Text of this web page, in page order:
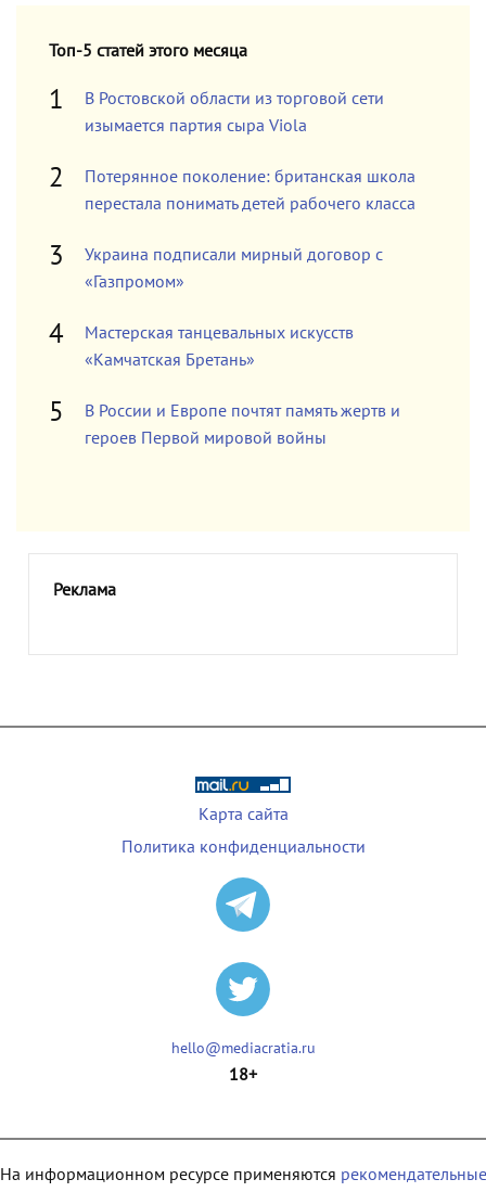
Топ-5 статей этого месяца
В Ростовской области из торговой сети
изымается партия сыра Viola
Потерянное поколение: британская школа
перестала понимать детей рабочего класса
Украина подписали мирный договор с
«Газпромом»
Мастерская танцевальных искусств
«Камчатская Бретань»
В России и Европе почтят память жертв и
героев Первой мировой войны
Реклама
Карта сайта
Политика конфиденциальности
hello@mediacratia.ru
18+
На информационном ресурсе применяются рекомендательные